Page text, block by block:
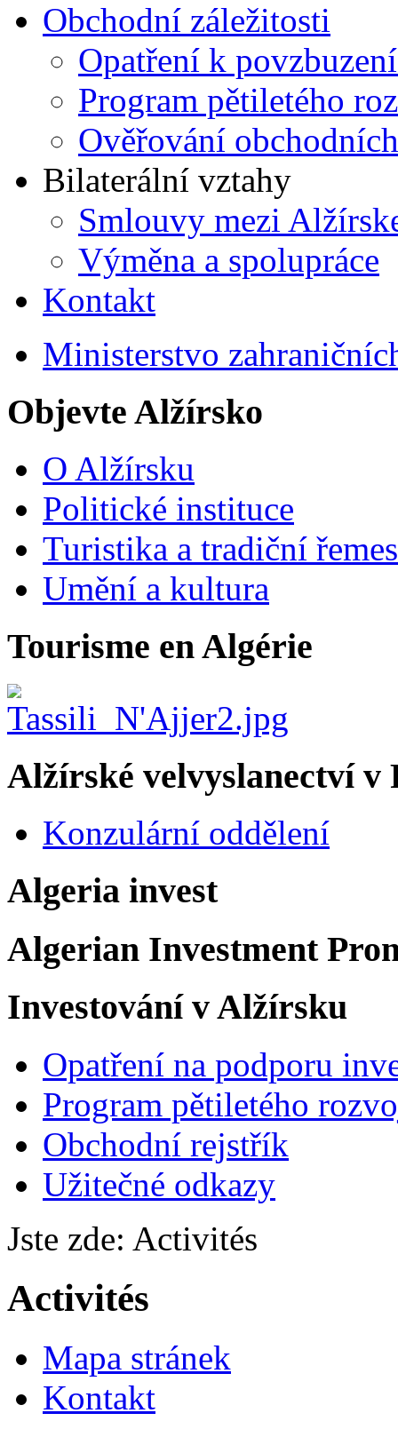
Obchodní záležitosti
Opatření k
Program pětiletého
Ověřování
Bilaterální vztahy
Smlouvy mezi
Výměna a spolupráce
Kontakt
Ministerstvo
Objevte Alžírsko
O Alžírsku
Politické instituce
Turistika a tradiční
Umění a kultura
Tourisme en Algérie
Alžírské velvyslanectví v
Konzulární oddělení
Algeria invest
Algerian Investment
Investování v Alžírsku
Opatření na podporu
Program pětiletého
Obchodní rejstřík
Užitečné odkazy
Jste zde: Activités
Activités
Mapa stránek
Kontakt